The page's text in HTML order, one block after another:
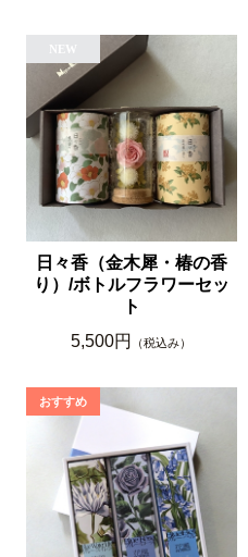
日々香（金木犀・椿の香
り）/ボトルフラワーセッ
ト
5,500円
（税込み）